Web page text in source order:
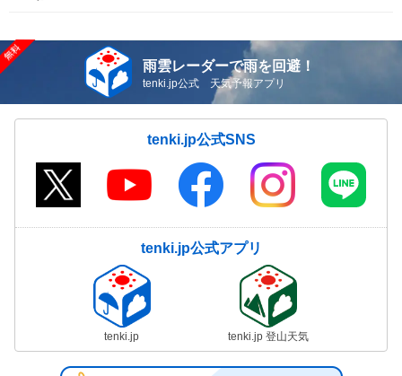
雨雲レーダーで雨を回避！
tenki.jp公式 天気予報アプリ
tenki.jp公式SNS
tenki.jp公式アプリ
tenki.jp tenki.jp 登山天気